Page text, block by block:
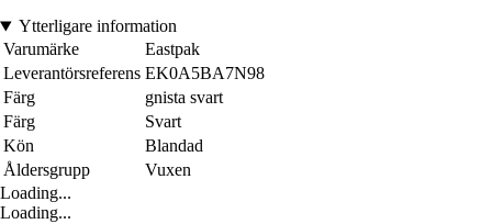
Ytterligare information
Varumärke
Eastpak
Leverantörsreferens EK0A5BA7N98
Färg
gnista svart
Färg
Svart
Kön
Blandad
Åldersgrupp
Vuxen
Loading...
Loading...